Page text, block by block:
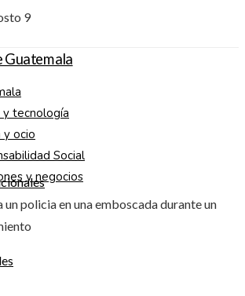
9
y tecnología
y ocio
Social
y negocios
un policia en una emboscada durante un